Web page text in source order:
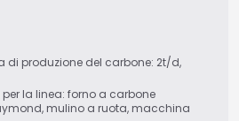
di produzione del carbone: 2t/d,
la linea: forno a carbone
mulino a ruota, macchina